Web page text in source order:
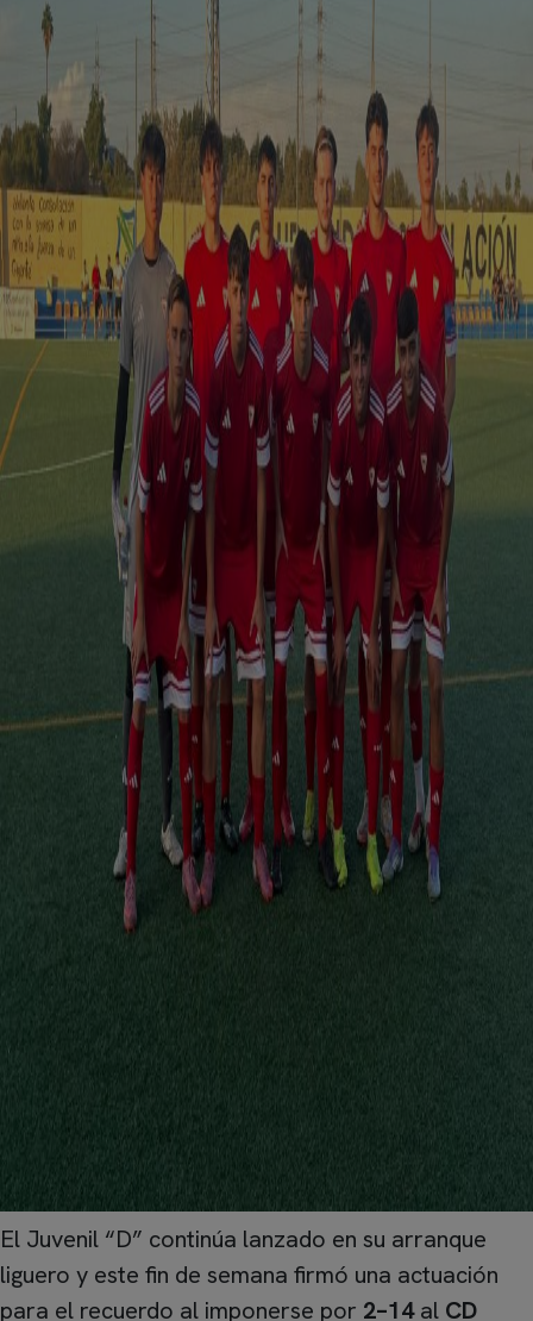
El Juvenil “D” continúa lanzado en su arranque
liguero y este fin de semana firmó una actuación
para el recuerdo al imponerse por 2–14al CD